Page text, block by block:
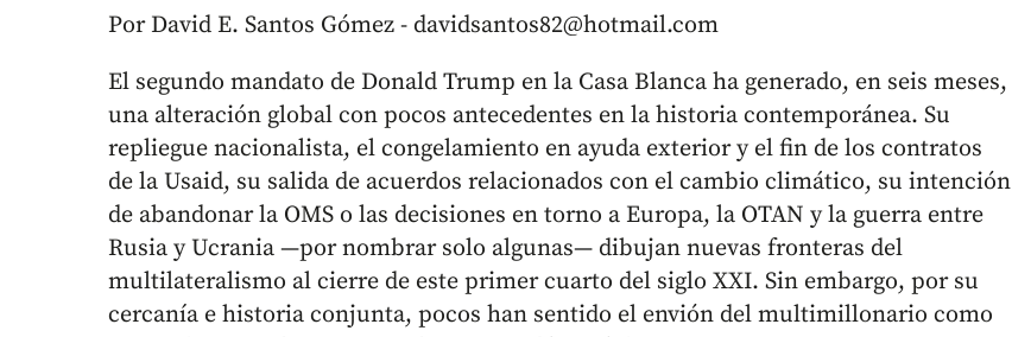
Por David E. Santos Gómez - davidsantos82@hotmail.com
El segundo mandato de Donald Trump en la Casa Blanca ha generado, en seis meses,
una alteración global con pocos antecedentes en la historia contemporánea. Su
repliegue nacionalista, el congelamiento en ayuda exterior y el fin de los contratos
de la Usaid, su salida de acuerdos relacionados con el cambio climático, su intención
de abandonar la OMS o las decisiones en torno a Europa, la OTAN y la guerra entre
Rusia y Ucrania —por nombrar solo algunas— dibujan nuevas fronteras del
multilateralismo al cierre de este primer cuarto del siglo XXI. Sin embargo, por su
cercanía e historia conjunta, pocos han sentido el envión del multimillonario como